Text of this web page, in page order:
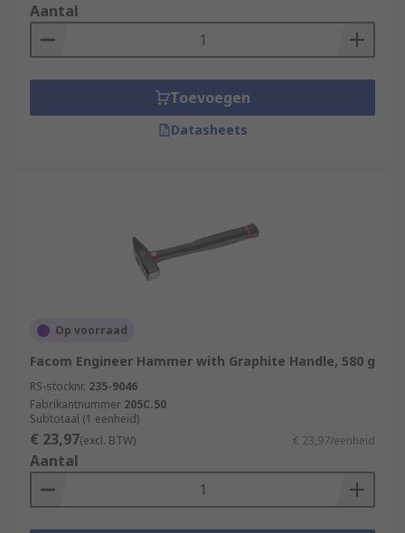
Aantal
Toevoegen
Datasheets
Op voorraad
Facom Engineer Hammer with Graphite Handle, 580 g
RS-stocknr. 235-9046
Fabrikantnummer 205C.50
Subtotaal (1 eenheid)
€ 23,97(excl. BTW) € 23,97/eenheid
Aantal